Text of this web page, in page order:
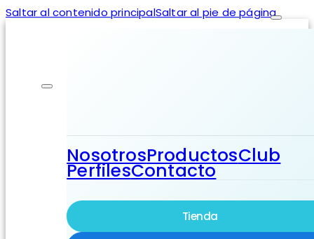
Saltar al contenido principalSaltar al pie de página
NosotrosProductosClub
PerfilesContacto
Tienda